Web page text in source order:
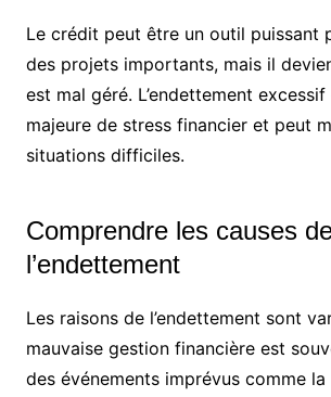
Le crédit peut être un outil puissant
des projets importants, mais il
est mal géré. L’endettement
majeure de stress financier et peut
situations difficiles.
Comprendre les causes
l’endettement
Les raisons de l’endettement sont
mauvaise gestion financière est
des événements imprévus comme la